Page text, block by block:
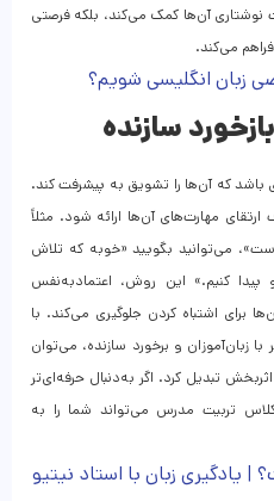
نوشتاری آن‌ها کمک می‌کند، بلکه فرصتی
می‌کند.
زبان انگلیسی شویم؟
باشد که آن‌ها را تشویق به پیشرفت کند.
ارتقای مهارت‌های آن‌ها ارائه شود. مثلاً
می‌توانید بگویید «خوبه که تلاش
کنیم.» این روش، اعتمادبه‌نفس
برای اشتباه کردن جلوگیری می‌کند. با
زبان‌آموزان و برخورد سازنده، می‌توان
تبدیل کرد. اگر به‌دنبال حرفه‌ای‌تر
تربیت مدرس می‌تواند شما را به
| یادگیری زبان با استاد نیتیو